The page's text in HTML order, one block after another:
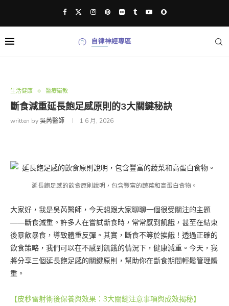
生活健康 醫療衛教
斷食減重延長飽足感原則的3大關鍵秘訣
written by吳芮醫師 1 6 月, 2026
延長飽足感的飲食原則說明，包含豐富的蔬菜和高蛋白食物。
大家好，我是吳芮醫師，今天想跟大家聊聊一個很受關注的主題
——斷食減重。許多人在嘗試斷食時，常常感到飢餓，甚至在結束
後暴飲暴食，導致體重反彈。其實，斷食不等於挨餓！透過正確的
飲食策略，我們可以在不感到飢餓的情況下，健康減重。今天，我
將分享三個延長飽足感的關鍵原則，幫助你在斷食期間輕鬆管理體
重。
【皮秒雷射術後保養與效果：3大關鍵注意事項與成效揭秘】